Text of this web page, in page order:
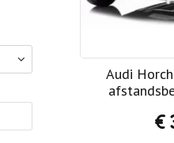
Audi
€